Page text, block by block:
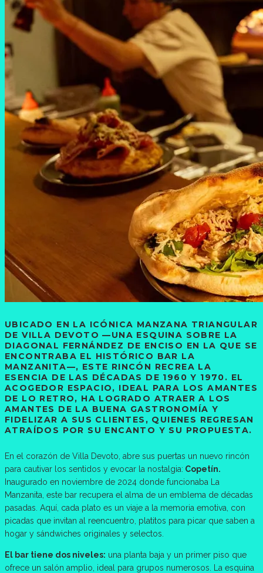
UBICADO EN LA ICÓNICA MANZANA TRIANGULAR
DE VILLA DEVOTO —UNA ESQUINA SOBRE LA
DIAGONAL FERNÁNDEZ DE ENCISO EN LA QUE SE
ENCONTRABA EL HISTÓRICO BAR LA
MANZANITA—, ESTE RINCÓN RECREA LA
ESENCIA DE LAS DÉCADAS DE 1960 Y 1970. EL
ACOGEDOR ESPACIO, IDEAL PARA LOS AMANTES
DE LO RETRO, HA LOGRADO ATRAER A LOS
AMANTES DE LA BUENA GASTRONOMÍA Y
FIDELIZAR A SUS CLIENTES, QUIENES REGRESAN
ATRAÍDOS POR SU ENCANTO Y SU PROPUESTA.
En el corazón de Villa Devoto, abre sus puertas un nuevo rincón
para cautivar los sentidos y evocar la nostalgia: Copetín.
Inaugurado en noviembre de 2024 donde funcionaba La
Manzanita, este bar recupera el alma de un emblema de décadas
pasadas. Aquí, cada plato es un viaje a la memoria emotiva, con
picadas que invitan al reencuentro, platitos para picar que saben a
hogar y sándwiches originales y selectos.
El bar tiene dos niveles: una planta baja y un primer piso que
ofrece un salón amplio, ideal para grupos numerosos. La esquina